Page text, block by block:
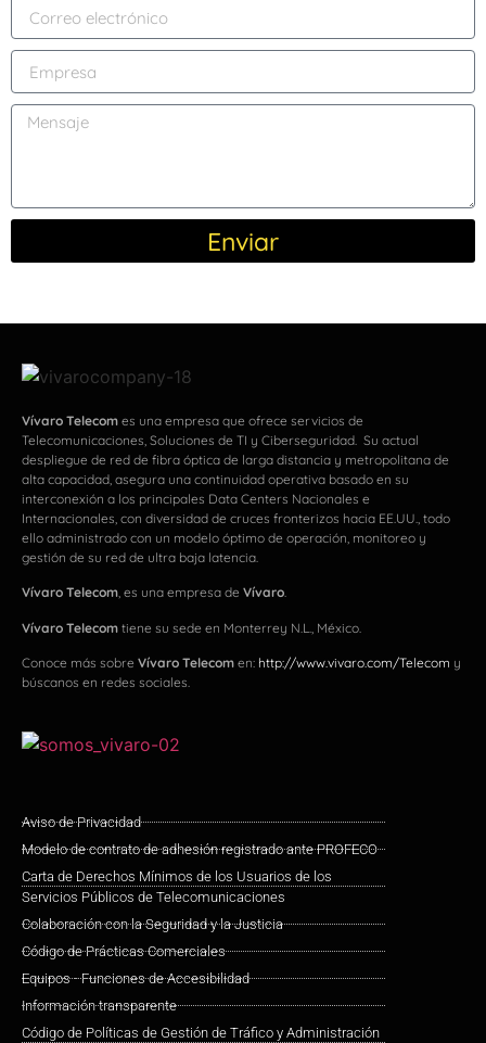
Enviar
Vívaro Telecom es una empresa que ofrece servicios de
Telecomunicaciones, Soluciones de TI y Ciberseguridad. Su actual
despliegue de red de fibra óptica de larga distancia y metropolitana de
alta capacidad, asegura una continuidad operativa basado en su
interconexión a los principales Data Centers Nacionales e
Internacionales, con diversidad de cruces fronterizos hacia EE.UU., todo
ello administrado con un modelo óptimo de operación, monitoreo y
gestión de su red de ultra baja latencia.
Vívaro Telecom, es una empresa de Vívaro.
Vívaro Telecom tiene su sede en Monterrey N.L., México.
Conoce más sobre Vívaro Telecom en: http://www.vivaro.com/Telecom y
búscanos en redes sociales.
Aviso de Privacidad
Modelo de contrato de adhesión registrado ante PROFECO
Carta de Derechos Mínimos de los Usuarios de los
Servicios Públicos de Telecomunicaciones
Colaboración con la Seguridad y la Justicia
Código de Prácticas Comerciales
Equipos - Funciones de Accesibilidad
Información transparente
Código de Políticas de Gestión de Tráfico y Administración